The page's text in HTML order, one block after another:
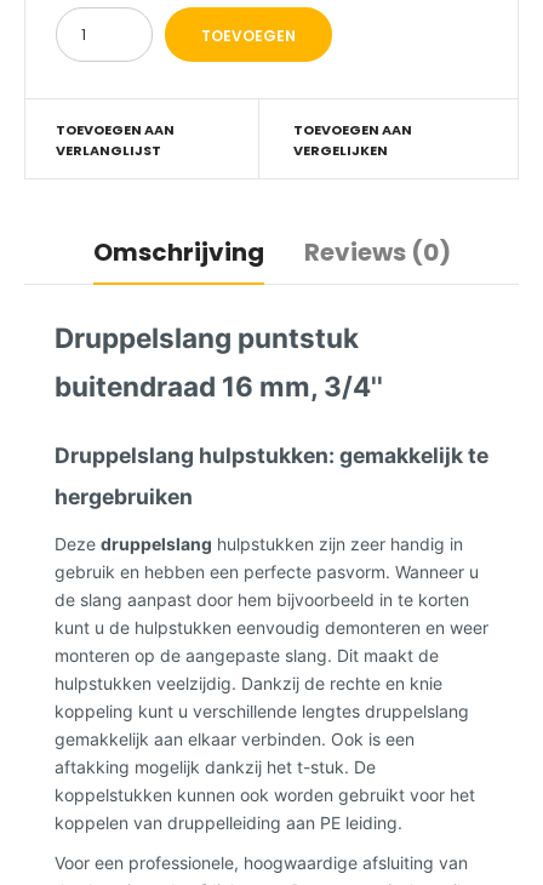
TOEVOEGEN AAN
VERLANGLIJST
TOEVOEGEN AAN
VERGELIJKEN
Omschrijving Reviews (0)
Druppelslang puntstuk
buitendraad 16 mm, 3/4''
Druppelslang hulpstukken: gemakkelijk te
hergebruiken
Deze druppelslang hulpstukken zijn zeer handig in
gebruik en hebben een perfecte pasvorm. Wanneer u
de slang aanpast door hem bijvoorbeeld in te korten
kunt u de hulpstukken eenvoudig demonteren en weer
monteren op de aangepaste slang. Dit maakt de
hulpstukken veelzijdig. Dankzij de rechte en knie
koppeling kunt u verschillende lengtes druppelslang
gemakkelijk aan elkaar verbinden. Ook is een
aftakking mogelijk dankzij het t-stuk. De
koppelstukken kunnen ook worden gebruikt voor het
koppelen van druppelleiding aan PE leiding.
Voor een professionele, hoogwaardige afsluiting van